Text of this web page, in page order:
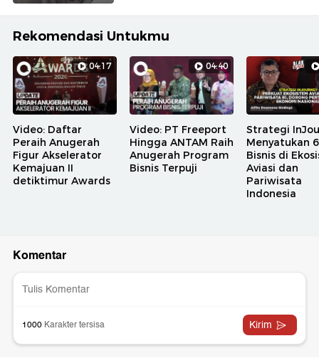
Rekomendasi Untukmu
04:17
Video: Daftar
Peraih Anugerah
Figur Akselerator
Kemajuan II
detiktimur Awards
04:40
Video: PT Freeport
Hingga ANTAM Raih
Anugerah Program
Bisnis Terpuji
Strategi
Menyatukan
Bisnis di
Aviasi dan
Pariwisata
Indonesia